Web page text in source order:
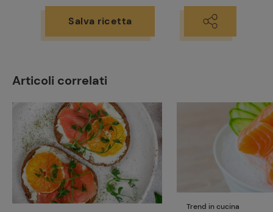
Salva ricetta
Articoli correlati
Trend in cucina